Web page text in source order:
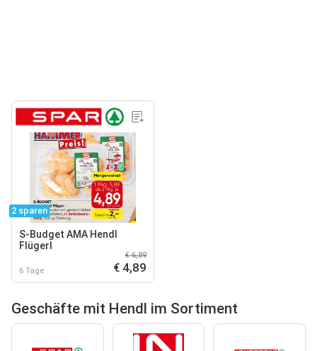
2 sparen
S-Budget AMA Hendl
Flügerl
6 Tage
€ 6,89
€ 4,89
Geschäfte mit Hendl im Sortiment